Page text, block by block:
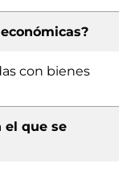
con bienes
el que se